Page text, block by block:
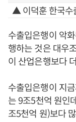
▲ 이덕훈 한국수
수출입은행이 악
행하는 것은 대우
이 산업은행보다
수출입은행이 지
는 9조5천억 원인
조5천억 원)보다